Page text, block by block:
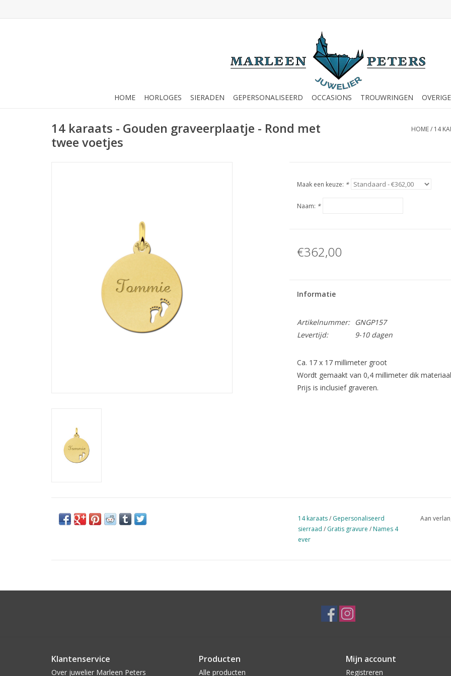
HOME HORLOGES SIERADEN GEPERSONALISEERD OCCASIONS TROUWRINGEN OVERIGE
14 karaats - Gouden graveerplaatje - Rond met
twee voetjes
HOME/ 14
Maak een keuze: *
Naam: *
€362,00
Informatie
Artikelnummer:
GNGP157
Levertijd:
9-10 dagen
Ca. 17 x 17 millimeter groot
Wordt gemaakt van 0,4 millimeter dik
Prijs is inclusief graveren.
14 karaats/ Gepersonaliseerd
sierraad / Gratis gravure / Names 4
ever
Aan
Klantenservice
Over juwelier Marleen Peters
Producten
Alle producten
Mijn account
Registreren